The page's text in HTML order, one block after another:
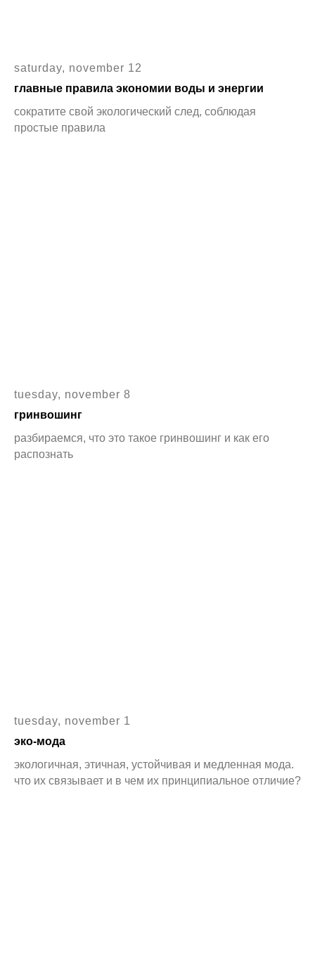
saturday, november 12
главные правила экономии воды и энергии
сократите свой экологический след, соблюдая
простые правила
tuesday, november 8
гринвошинг
разбираемся, что это такое гринвошинг и как его
распознать
tuesday, november 1
эко-мода
экологичная, этичная, устойчивая и медленная мода.
что их связывает и в чем их принципиальное отличие?